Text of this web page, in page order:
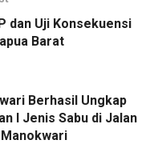
dan Uji Konsekuensi
Barat
Berhasil Ungkap
I Jenis Sabu di Jalan